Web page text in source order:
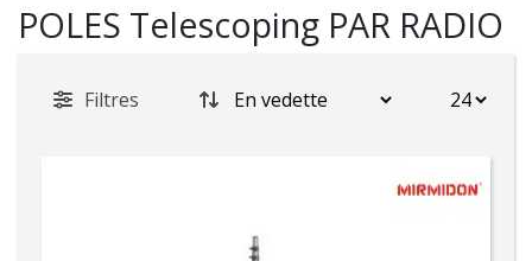
POLES Telescoping PAR RADIO
Filtres